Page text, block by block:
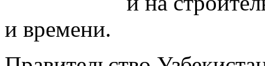
и времени.